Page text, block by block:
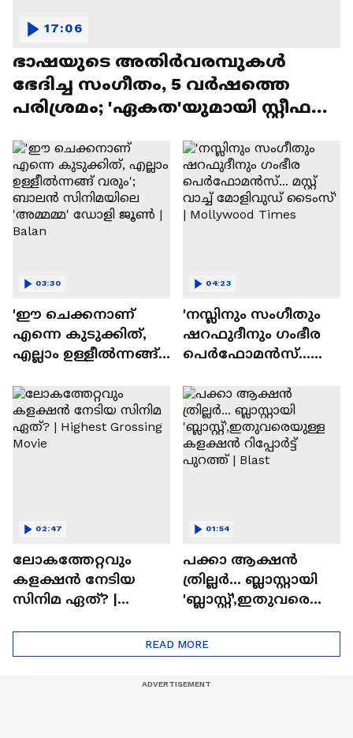
ഭാഷയുടെ അതിർവരമ്പുകൾ
ഭേദിച്ച സംഗീതം, 5 വർഷത്തെ
പരിശ്രമം; 'ഏകത'യുമായി സ്റ്റീഫൻ
17:06
'ഈ ചെക്കനാണ്
എന്നെ കുടുക്കിത്,
എല്ലാം ഉള്ളീൽന്നങ്ങ്
സിനിമയിലെ
'അമ്മമ്മ' ഡോളി
ജൂൺ | Balan
03:30
'നസ്ലിനും സംഗീതും
ഷറഫുദീനും ഗംഭീര
പെർഫോമൻസ്...
ടൈംസ്' | Mollywood
Times
04:23
ലോകത്തേറ്റവും
കളക്ഷൻ നേടിയ
സിനിമ ഏത്? |
02:47
പക്കാ ആക്ഷൻ
ത്രില്ലർ... ബ്ലാസ്റ്റായി
'ബ്ലാസ്റ്റ്',ഇതുവരെയു
റിപ്പോർട്ട് പുറത്ത് |
Blast
01:54
READ MORE